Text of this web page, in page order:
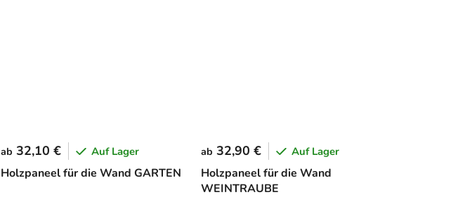
Holzpaneel für die Wand GARTEN
ab 32,10 € Auf Lager
Holzpaneel für die Wand
WEINTRAUBE
ab 32,90 € Auf Lager